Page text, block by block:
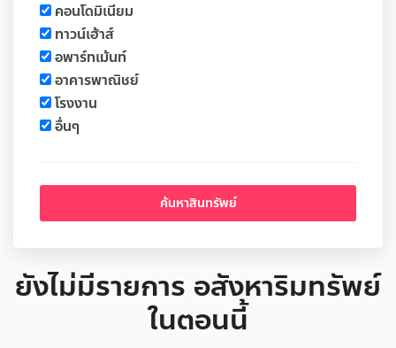
คอนโดมิเนียม
ทาวน์เฮ้าส์
อพาร์ทเม้นท์
อาคารพาณิชย์
โรงงาน
อื่นๆ
ยังไม่มีรายการ อสังหาริมทรัพย์
ในตอนนี้